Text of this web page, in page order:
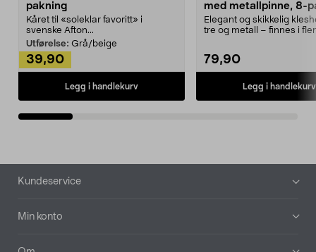
pakning
Kåret til «soleklar favoritt» i
svenske Afton...
Utførelse: Grå/beige
39,90
Legg i handlekurv
med metallpinne, 8-
Elegant og skikkelig
tre og metall – finnes i
79,90
Legg i handlekurv
Bunntekst
Kundeservice
Min konto